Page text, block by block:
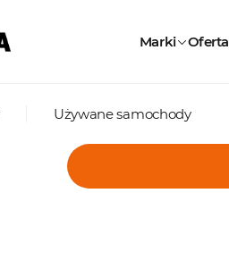
Marki Oferta
Używane samochody